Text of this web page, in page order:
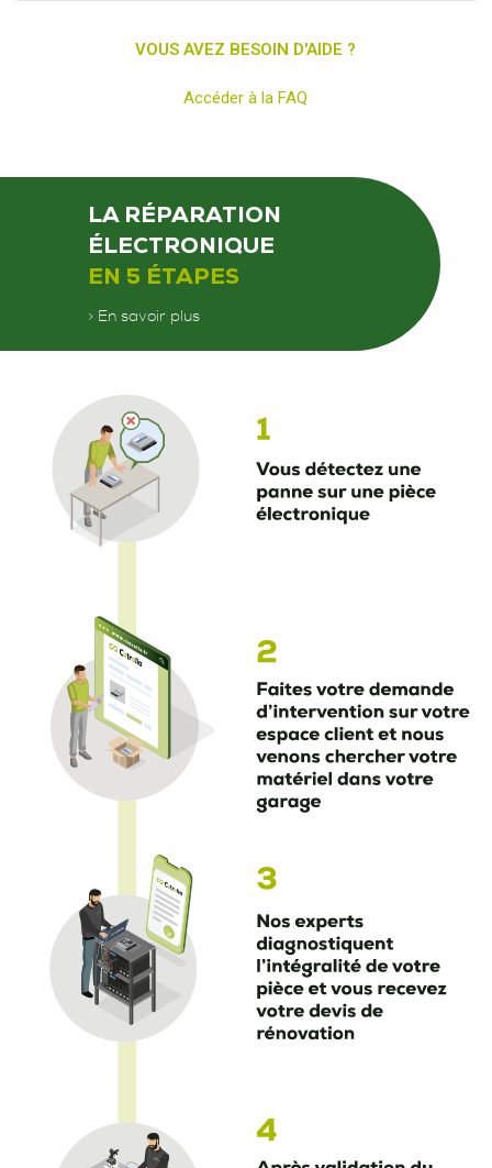
VOUS AVEZ BESOIN D'AIDE ?
Accéder à la FAQ
LA RÉPARATION
ÉLECTRONIQUE
EN 5 ÉTAPES
> En savoir plus